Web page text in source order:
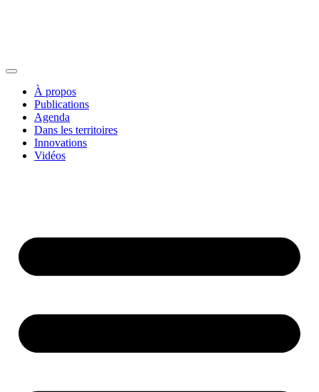
À propos
Publications
Agenda
Dans les territoires
Innovations
Vidéos